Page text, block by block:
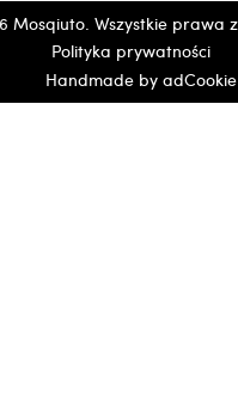
Mosqiuto. Wszystkie prawa
Polityka prywatności
Handmade by adCookie